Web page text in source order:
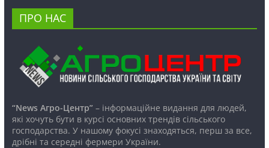
ПРО НАС
“News Агро-Центр”– інформаційне видання для людей,
які хочуть бути в курсі основних трендів сільського
господарства. У нашому фокусі знаходяться, перш за все,
дрібні та середні фермери України.